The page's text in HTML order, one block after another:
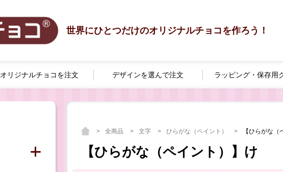
世界にひとつだけのオリジナルチョコを作ろう！
オリジナルチョコを注文 デザインを選んで注文 ラッピング・ 保存用
全商品 文字 ひらがな（ペイント） 【ひらがな（
【ひらがな（ペイント）】け